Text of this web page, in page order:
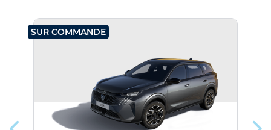
SUR COMMANDE